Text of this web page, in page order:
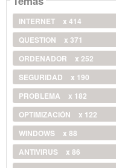
INTERNET
x 414
QUESTION
x 371
ORDENADOR
x 252
SEGURIDAD
x 190
PROBLEMA
x 182
OPTIMIZACIÓN
x 122
WINDOWS
x 88
ANTIVIRUS
x 86